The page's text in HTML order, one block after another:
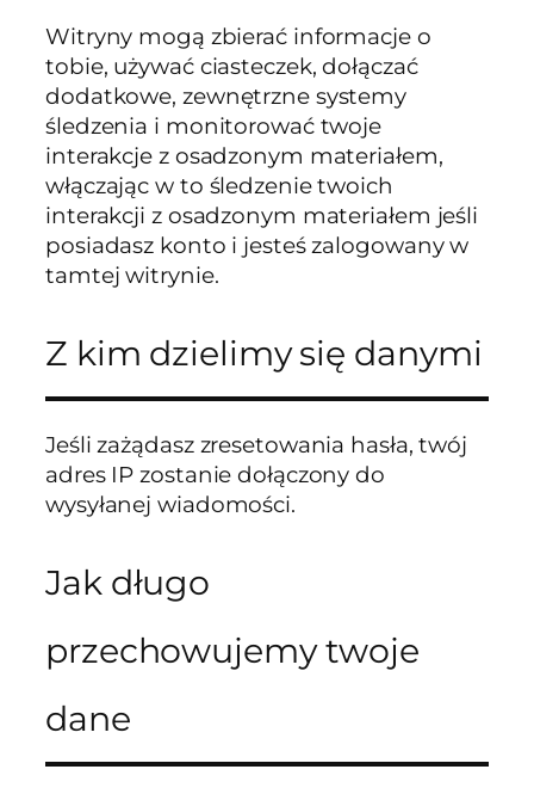
Witryny mogą zbierać informacje o
tobie, używać ciasteczek, dołączać
dodatkowe, zewnętrzne systemy
śledzenia i monitorować twoje
interakcje z osadzonym materiałem,
włączając w to śledzenie twoich
interakcji z osadzonym materiałem jeśli
posiadasz konto i jesteś zalogowany w
tamtej witrynie.
Z kim dzielimy się danymi
Jeśli zażądasz zresetowania hasła, twój
adres IP zostanie dołączony do
wysyłanej wiadomości.
Jak długo
przechowujemy twoje
dane